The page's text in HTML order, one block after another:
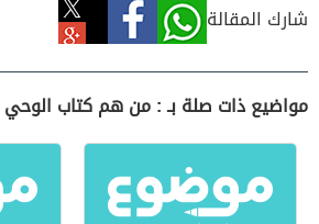
شارك المقالة
مواضيع ذات صلة بـ : من هم كتاب الوحي